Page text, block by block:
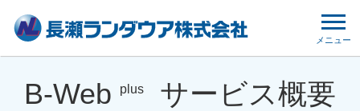
メニュー
B-Web plus
サービス概要